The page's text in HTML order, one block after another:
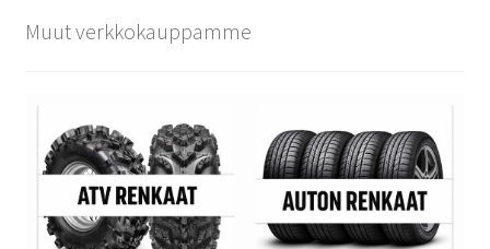
Muut verkkokauppamme